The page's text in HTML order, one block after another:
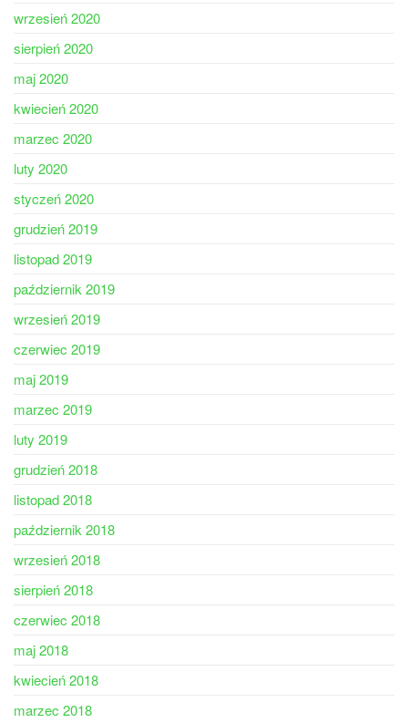
wrzesień 2020
sierpień 2020
maj 2020
kwiecień 2020
marzec 2020
luty 2020
styczeń 2020
grudzień 2019
listopad 2019
październik 2019
wrzesień 2019
czerwiec 2019
maj 2019
marzec 2019
luty 2019
grudzień 2018
listopad 2018
październik 2018
wrzesień 2018
sierpień 2018
czerwiec 2018
maj 2018
kwiecień 2018
marzec 2018